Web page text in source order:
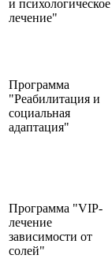
и психологическое
лечение"
Программа
"Реабилитация и
социальная
адаптация"
Программа "VIP-
лечение
зависимости от
солей"